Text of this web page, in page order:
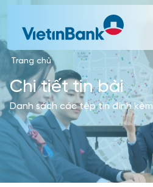
Trang chủ
Chi tiết tin bài
Danh sách các tệp tin đính kèm